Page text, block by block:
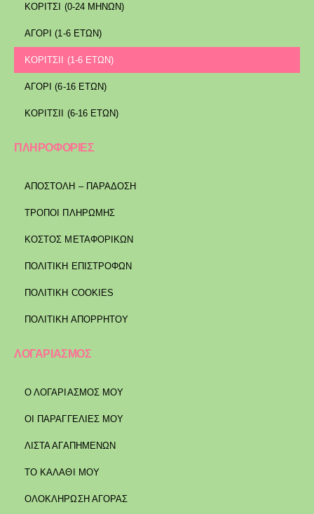
ΚΟΡΙΤΣΙ (0-24 ΜΗΝΩΝ)
ΑΓΟΡΙ (1-6 ΕΤΩΝ)
ΚΟΡΙΤΣΙΙ (1-6 ΕΤΩΝ)
ΑΓΟΡΙ (6-16 ΕΤΩΝ)
ΚΟΡΙΤΣΙΙ (6-16 ΕΤΩΝ)
ΠΛΗΡΟΦΟΡΙΕΣ
ΑΠΟΣΤΟΛΉ – ΠΑΡΆΔΟΣΗ
ΤΡΌΠΟΙ ΠΛΗΡΩΜΉΣ
ΚΌΣΤΟΣ ΜΕΤΑΦΟΡΙΚΏΝ
ΠΟΛΙΤΙΚΉ ΕΠΙΣΤΡΟΦΏΝ
ΠΟΛΙΤΙΚΉ COOKIES
ΠΟΛΙΤΙΚΉ ΑΠΟΡΡΉΤΟΥ
ΛΟΓΑΡΙΑΣΜΟΣ
Ο ΛΟΓΑΡΙΑΣΜΟΣ ΜΟΥ
ΟΙ ΠΑΡΑΓΓΕΛΙΕΣ ΜΟΥ
ΛΙΣΤΑ ΑΓΑΠΗΜΕΝΩΝ
ΤΟ ΚΑΛΑΘΙ ΜΟΥ
ΟΛΟΚΛΗΡΩΣΗ ΑΓΟΡΑΣ